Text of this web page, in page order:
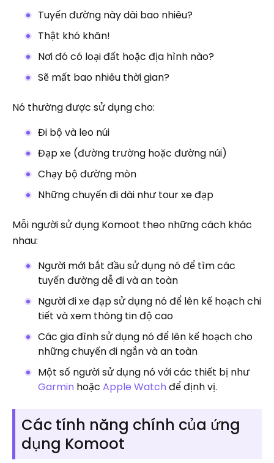
Tuyến đường này dài bao nhiêu?
Thật khó khăn!
Nơi đó có loại đất hoặc địa hình nào?
Sẽ mất bao nhiêu thời gian?
Nó thường được sử dụng cho:
Đi bộ và leo núi
Đạp xe (đường trường hoặc đường núi)
Chạy bộ đường mòn
Những chuyến đi dài như tour xe đạp
Mỗi người sử dụng Komoot theo những cách khác
nhau:
Người mới bắt đầu sử dụng nó để tìm các
tuyến đường dễ đi và an toàn
Người đi xe đạp sử dụng nó để lên kế hoạch chi
tiết và xem thông tin độ cao
Các gia đình sử dụng nó để lên kế hoạch cho
những chuyến đi ngắn và an toàn
Một số người sử dụng nó với các thiết bị như
Garmin hoặc Apple Watch để định vị.
Các tính năng chính của ứng
dụng Komoot